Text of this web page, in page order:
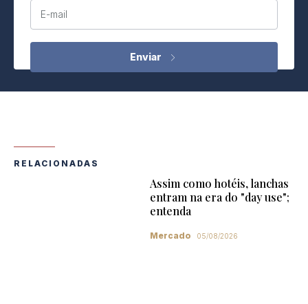
E-mail
RELACIONADAS
Assim como hotéis, lanchas
entram na era do "day use";
entenda
Mercado 05/08/2026